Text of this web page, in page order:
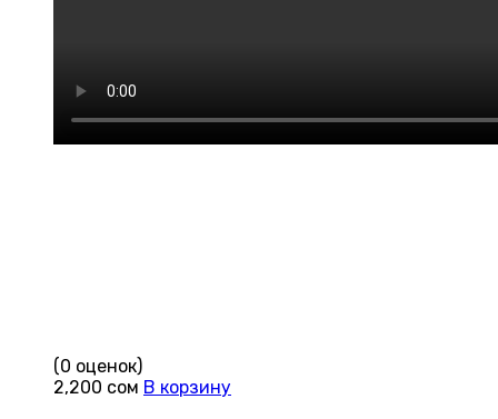
(0 оценок)
2,200 сом В корзину